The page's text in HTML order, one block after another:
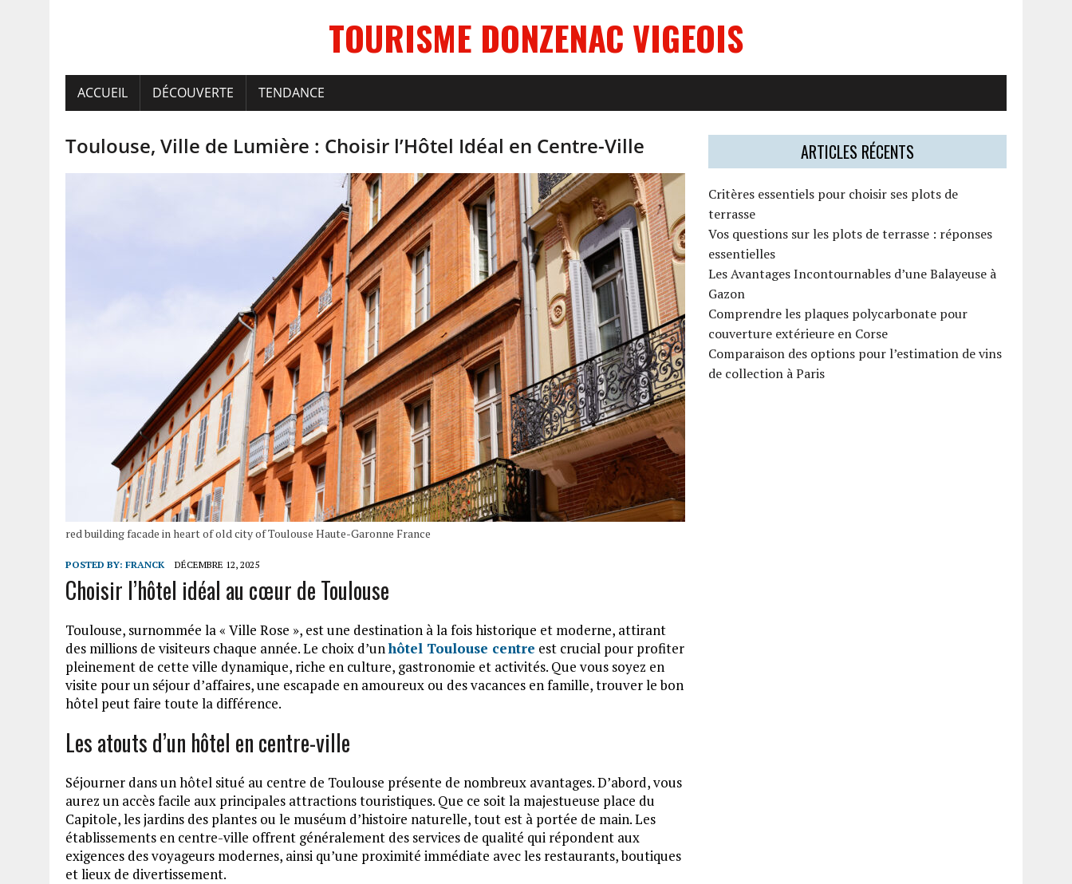
TOURISME DONZENAC VIGEOIS
ACCUEIL DÉCOUVERTE TENDANCE
Toulouse, Ville de Lumière : Choisir l’Hôtel Idéal en Centre-Ville
red building facade in heart of old city of Toulouse Haute-Garonne France
POSTED BY: FRANCK DÉCEMBRE 12, 2025
Choisir l’hôtel idéal au cœur de Toulouse
Toulouse, surnommée la « Ville Rose », est une destination à la fois historique et moderne, attirant
des millions de visiteurs chaque année. Le choix d’unhôtel Toulouse centre est crucial pour profiter
pleinement de cette ville dynamique, riche en culture, gastronomie et activités. Que vous soyez en
visite pour un séjour d’affaires, une escapade en amoureux ou des vacances en famille, trouver le bon
hôtel peut faire toute la différence.
Les atouts d’un hôtel en centre-ville
Séjourner dans un hôtel situé au centre de Toulouse présente de nombreux avantages. D’abord, vous
aurez un accès facile aux principales attractions touristiques. Que ce soit la majestueuse place du
Capitole, les jardins des plantes ou le muséum d’histoire naturelle, tout est à portée de main. Les
établissements en centre-ville offrent généralement des services de qualité qui répondent aux
exigences des voyageurs modernes, ainsi qu’une proximité immédiate avec les restaurants, boutiques
et lieux de divertissement.
ARTICLES RÉCENTS
Critères essentiels pour choisir ses plots de
terrasse
Vos questions sur les plots de terrasse : réponses
essentielles
Les Avantages Incontournables d’une Balayeuse à
Gazon
Comprendre les plaques polycarbonate pour
couverture extérieure en Corse
Comparaison des options pour l’estimation de vins
de collection à Paris